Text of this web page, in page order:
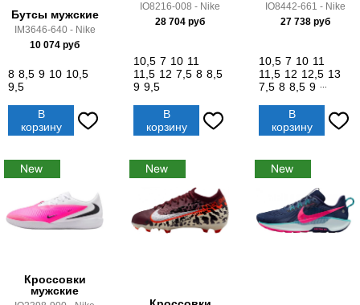
Бутсы мужские
IM3646-640 - Nike
10 074 руб
8 8,5 9 10 10,5
9,5
В
корзину
IO8216-008 - Nike
28 704 руб
10,5 7 10 11
11,5 12 7,5 8 8,5
9 9,5
В
корзину
IO8442-661 - Nike
27 738 руб
10,5 7 10 11
11,5 12 12,5 13
7,5 8 8,5 9
В
корзину
Кроссовки
мужские